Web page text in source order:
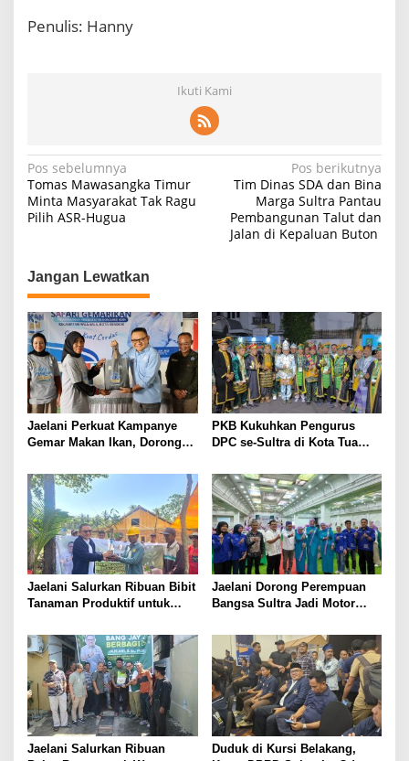
Penulis: Hanny
Ikuti Kami
N
a
v
g
a
s
i
p
o
s
Pos sebelumnya
Tomas Mawasangka Timur
Minta Masyarakat Tak Ragu
Pilih ASR-Hugua
Pos berikutnya
Tim Dinas SDA dan Bina
Marga Sultra Pantau
Pembangunan Talut dan
Jalan di Kepaluan Buton
Jangan Lewatkan
Jaelani Perkuat Kampanye
Gemar Makan Ikan, Dorong
Stunting di Kendari
PKB Kukuhkan Pengurus
DPC se-Sultra di Kota Tua
Soliditas dan Politik
Kehadiran
Jaelani Salurkan Ribuan Bibit
Tanaman Produktif untuk
dan Jaga Kelestarian DAS
Konaweha
Jaelani Dorong Perempuan
Bangsa Sultra Jadi Motor
dan Kebijakan Pro Rakyat
Jaelani Salurkan Ribuan
Duduk di Kursi Belakang,